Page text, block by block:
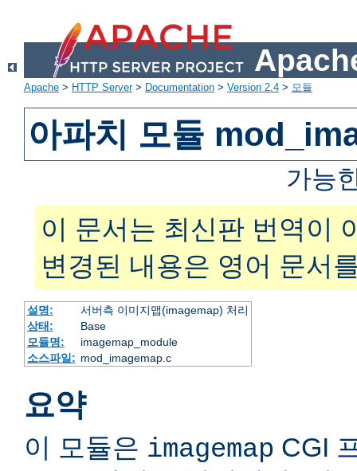
Apache > HTTP Server> Documentation > Version 2.4 > 모듈
아파치 모듈
가능
이 문서는 최신판 번역이
변경된 내용은 영어 문서
설명:
서버측 이미지맵(imagemap) 처리
상태:
Base
모듈명:
imagemap_module
소스파일: mod_imagemap.c
요약
이 모듈은 imagemap CGI